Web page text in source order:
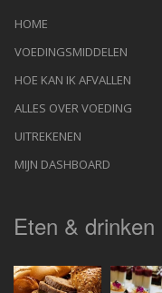
HOME
VOEDINGSMIDDELEN
HOE KAN IK AFVALLEN
ALLES OVER VOEDING
UITREKENEN
MIJN DASHBOARD
Eten & drinken